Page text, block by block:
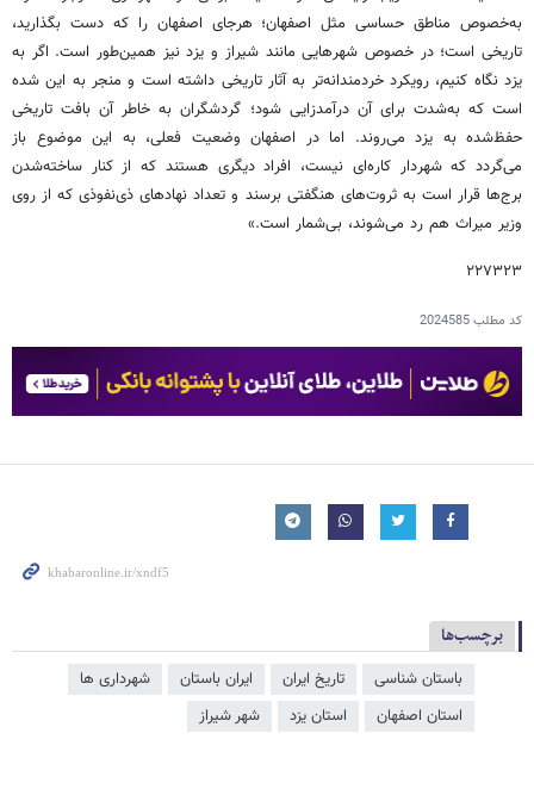
به‌خصوص مناطق حساسی مثل اصفهان؛ هرجای اصفهان را که دست بگذارید،
تاریخی است؛ در خصوص شهرهایی مانند شیراز و یزد نیز همین‌طور است. اگر به
یزد نگاه کنیم، رویکرد خردمندانه‌تر به آثار تاریخی داشته است و منجر به این شده
است که به‌شدت برای آن درآمدزایی شود؛ گردشگران به خاطر آن بافت تاریخی
حفظ‌شده به یزد می‌روند. اما در اصفهان وضعیت فعلی، به این موضوع باز
می‌گردد که شهردار کاره‌ای نیست، افراد دیگری هستند که از کنار ساخته‌شدن
برج‌ها قرار است به ثروت‌های هنگفتی برسند و تعداد نهادهای ذی‌نفوذی که از روی
وزیر میراث هم رد می‌شوند، بی‌شمار است.»
۲۲۷۳۲۳
کد مطلب2024585
برچسب‌ها
باستان شناسی تاریخ ایران ایران باستان
شهرداری ها
استان اصفهان
استان یزد شهر شیراز